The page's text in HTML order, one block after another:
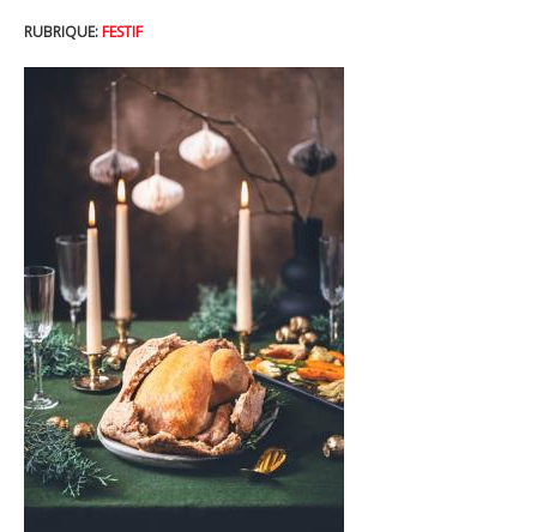
RUBRIQUE: FESTIF